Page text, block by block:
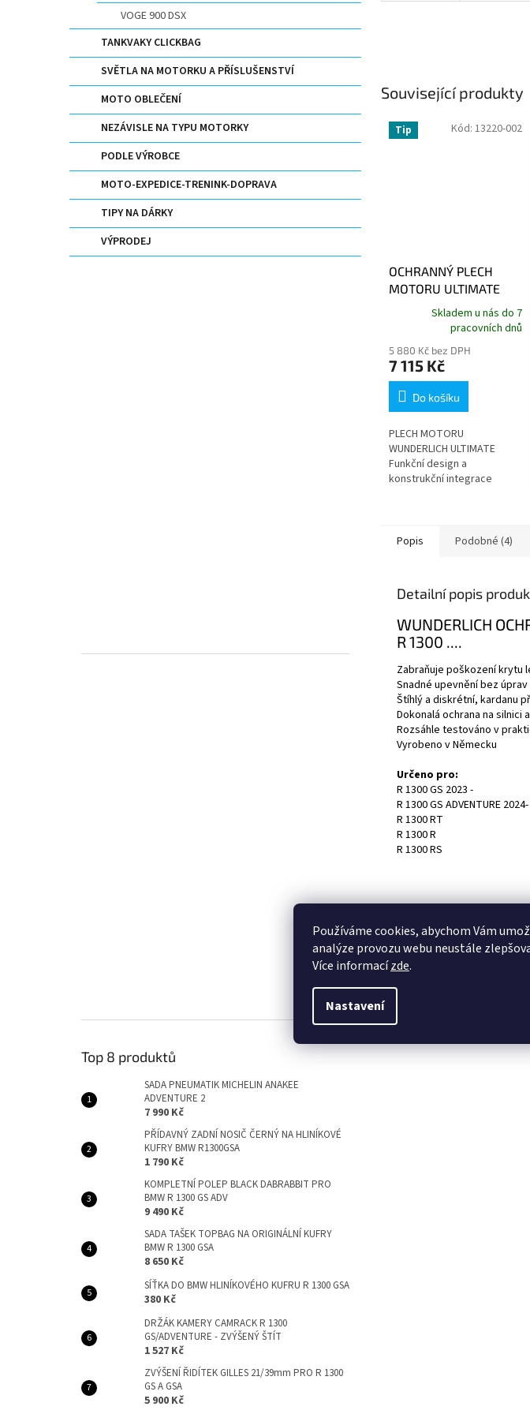
Používáme cookies, abychom Vám
analýze provozu webu neustále
Více informacízde.
Nastavení
VOGE 900 DSX
TANKVAKY CLICKBAG
SVĚTLA NA MOTORKU A PŘÍSLUŠENSTVÍ
MOTO OBLEČENÍ
NEZÁVISLE NA TYPU MOTORKY
PODLE VÝROBCE
MOTO-EXPEDICE-TRENINK-DOPRAVA
TIPY NA DÁRKY
VÝPRODEJ
Top 8 produktů
SADA PNEUMATIK MICHELIN ANAKEE
ADVENTURE 2
7 990 Kč
PŘÍDAVNÝ ZADNÍ NOSIČ ČERNÝ NA HLINÍKOVÉ
KUFRY BMW R1300GSA
1 790 Kč
KOMPLETNÍ POLEP BLACK DABRABBIT PRO
BMW R 1300 GS ADV
9 490 Kč
SADA TAŠEK TOPBAG NA ORIGINÁLNÍ KUFRY
BMW R 1300 GSA
8 650 Kč
SÍŤKA DO BMW HLINÍKOVÉHO KUFRU R 1300 GSA
380 Kč
DRŽÁK KAMERY CAMRACK R 1300
GS/ADVENTURE - ZVÝŠENÝ ŠTÍT
1 527 Kč
ZVÝŠENÍ ŘIDÍTEK GILLES 21/39mm PRO R 1300
GS A GSA
5 900 Kč
Související produkty
Tip
OCHRANNÝ PLECH
MOTORU ULTIMATE
PRO R 1300
GS/ADVENTURE
Skladem u nás do 7
pracovních dnů
5 880 Kč bez DPH
7 115 Kč
Do košíku
PLECH MOTORU
WUNDERLICH ULTIMATE
Funkční design a
konstrukční integrace
kolem jednotky, že nejen,
Kód: 13220-002
Popis Podobné (4)
Detailní popis
WUNDERLICH
R 1300 ....
Zabraňuje poškození krytu
Snadné upevnění bez úprav
Štíhlý a diskrétní, kardanu
Dokonalá ochrana na silnici
Rozsáhle testováno v
Vyrobeno v Německu
Určeno pro:
R 1300 GS 2023 -
R 1300 GS ADVENTURE 2024-
R 1300 RT
R 1300 R
R 1300 RS